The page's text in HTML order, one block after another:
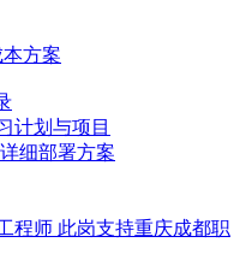
方案
计划与项目
细部署方案
程师 此岗支持重庆成都职